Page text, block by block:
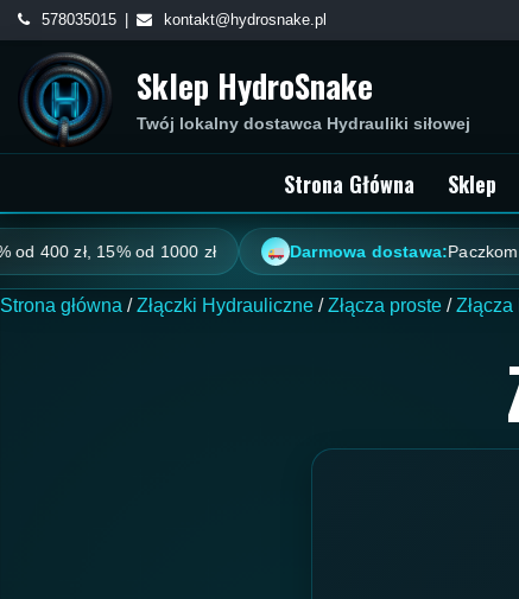
Skip
content
578035015 kontakt@hydrosnake.pl
Sklep HydroSnake
Twój lokalny dostawca Hydrauliki siłowej
Strona Główna Sklep
15% od 1000 zł Darmowa dostawa:Paczkomat od
Strona główna /Złączki Hydrauliczne /Złącza proste /